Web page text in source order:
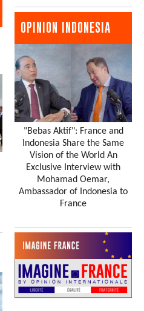
OPINION INDONESIA
"Bebas Aktif": France and
Indonesia Share the Same
Vision of the World An
Exclusive Interview with
Mohamad Oemar,
Ambassador of Indonesia to
France